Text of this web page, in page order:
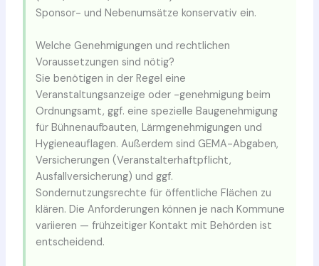
Sponsor- und Nebenumsätze konservativ ein.
Welche Genehmigungen und rechtlichen
Voraussetzungen sind nötig?
Sie benötigen in der Regel eine
Veranstaltungsanzeige oder -genehmigung beim
Ordnungsamt, ggf. eine spezielle Baugenehmigung
für Bühnenaufbauten, Lärmgenehmigungen und
Hygieneauflagen. Außerdem sind GEMA-Abgaben,
Versicherungen (Veranstalterhaftpflicht,
Ausfallversicherung) und ggf.
Sondernutzungsrechte für öffentliche Flächen zu
klären. Die Anforderungen können je nach Kommune
variieren — frühzeitiger Kontakt mit Behörden ist
entscheidend.